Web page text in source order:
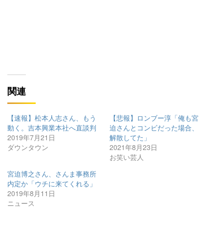
関連
【速報】松本人志さん、もう
動く。吉本興業本社へ直談判
2019年7月21日
ダウンタウン
【悲報】ロンブー淳「俺も宮
迫さんとコンビだった場合、
解散してた」
2021年8月23日
お笑い芸人
宮迫博之さん、さんま事務所
内定か「ウチに来てくれる」
2019年8月11日
ニュース